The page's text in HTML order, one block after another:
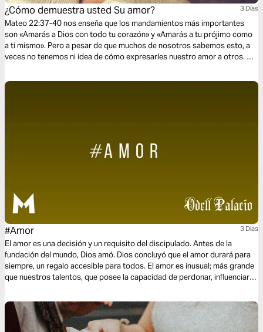
¿Cómo demuestra usted Su amor? 3 Días
Mateo 22:37-40 nos enseña que los mandamientos más importantes
son «Amarás a Dios con todo tu corazón» y «Amarás a tu prójimo como
a ti mismo». Pero a pesar de que muchos de nosotros sabemos esto, a
veces no tenemos ni idea de cómo expresarles nuestro amor a otros. En
en otras palabras, cinco maneras principales en que la gente tiende a
#Amor 3 Dias
El amor es una decisión y un requisito del discipulado. Antes de la
fundación del mundo, Dios amó. Dios concluyó que el amor durará para
siempre, un regalo accesible para todos. El amor es inusual; más grande
que nuestros talentos, que posee la capacidad de perdonar, influenciar la
sentimiento o un etiquetado. En cambio, el amor es poder y es una
influencia. Este plan de tres días nos enseña que es amor.